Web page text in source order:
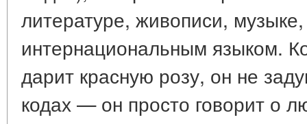
литературе, живописи,
интернациональным языком.
дарит красную розу, он не
кодах — он просто говорит о